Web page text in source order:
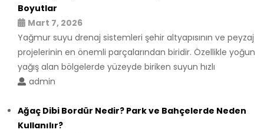
Boyutlar
Mart 7, 2026
Yağmur suyu drenaj sistemleri şehir altyapısının ve peyzaj
projelerinin en önemli parçalarından biridir. Özellikle yoğun
yağış alan bölgelerde yüzeyde biriken suyun hızlı
admin
Ağaç Dibi Bordür Nedir? Park ve Bahçelerde Neden
Kullanılır?